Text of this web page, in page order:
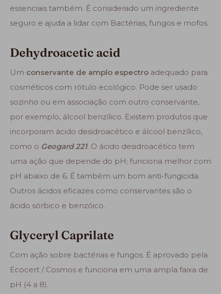
essenciais também. É considerado um ingrediente
seguro e ajuda a lidar com Bactérias, fungos e mofos.
Dehydroacetic acid
Um conservante de amplo espectro adequado para
cosméticos com rótulo ecológico. Pode ser usado
sozinho ou em associação com outro conservante,
por exemplo, álcool benzílico. Existem produtos que
incorporam ácido desidroacético e álcool benzílico,
como o Geogard 221. O ácido desidroacético tem
uma ação que depende do pH; funciona melhor com
pH abaixo de 6. É também um bom anti-fungicida.
Outros ácidos eficazes como conservantes são o
ácido sórbico e benzóico.
Glyceryl Caprilate
Com ação sobre bactérias e fungos. É aprovado pela
Ecocert / Cosmos e funciona em uma ampla faixa de
pH (4 a 8).